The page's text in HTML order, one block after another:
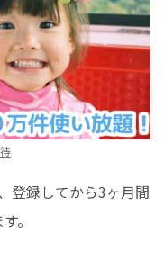
登録してから3ヶ月間
。